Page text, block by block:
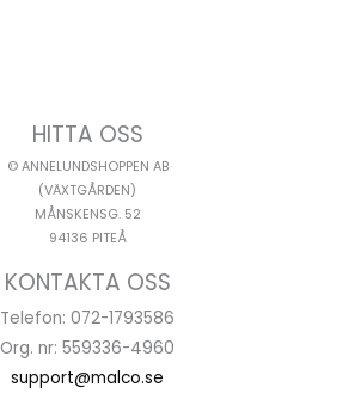
HITTA OSS
© ANNELUNDSHOPPEN AB
(VÄXTGÅRDEN)
MÅNSKENSG. 52
94136 PITEÅ
KONTAKTA OSS
Telefon: 072-1793586
Org. nr: 559336-4960
support@malco.se